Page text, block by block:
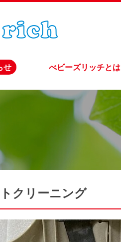
せ べビーズリッチとは
クリーニング